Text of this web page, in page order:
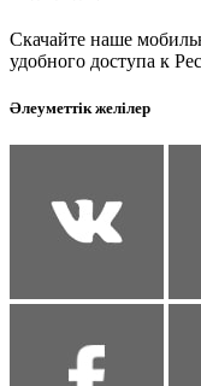
Скачайте наше
удобного доступа к
Әлеуметтік желілер